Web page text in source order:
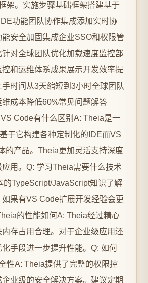
架。实施步骤基础框架搭建基于
功能团队协作集成添加实时协
安全加固集成企业SSO和权限管
对全球团队优化加载速度监控部
和运维体系成果展示开发效率提
时间从3天缩短到3小时全球团队
成本降低60%常见问题解答
Code有什么区别A: Theia是一
于它构建各种定制化的IDE而VS
的产品。Theia更加灵活支持深度
用。Q: 学习Theia需要什么技术
的TypeScript/JavaScript知识了解
果有VS Code扩展开发经验会更
的性能如何A: Theia经过精心
存占用合理。对于企业级应用还
手段进一步提升性能。Q: 如何
性A: Theia提供了完整的权限控
业级的安全解决方案。建议定期